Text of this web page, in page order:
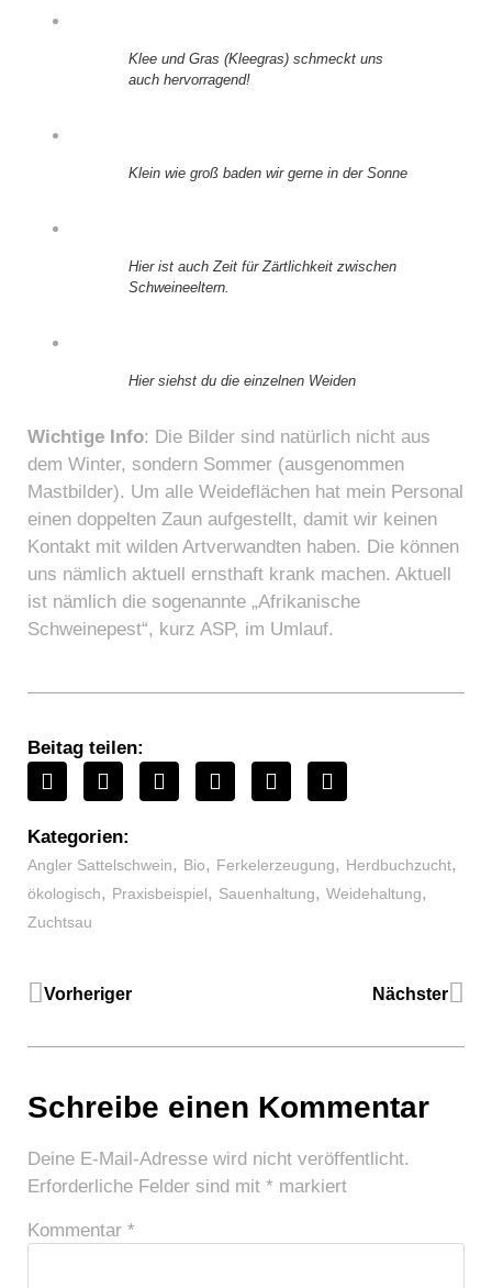
Klee und Gras (Kleegras) schmeckt uns
auch hervorragend!
Klein wie groß baden wir gerne in der Sonne
Hier ist auch Zeit für Zärtlichkeit zwischen
Schweineeltern.
Hier siehst du die einzelnen Weiden
Wichtige Info: Die Bilder sind natürlich nicht aus
dem Winter, sondern Sommer (ausgenommen
Mastbilder). Um alle Weideflächen hat mein Personal
einen doppelten Zaun aufgestellt, damit wir keinen
Kontakt mit wilden Artverwandten haben. Die können
uns nämlich aktuell ernsthaft krank machen. Aktuell
ist nämlich die sogenannte „Afrikanische
Schweinepest“, kurz ASP, im Umlauf.
Beitag teilen:
Kategorien:
Angler Sattelschwein, Bio, Ferkelerzeugung, Herdbuchzucht,
ökologisch, Praxisbeispiel, Sauenhaltung, Weidehaltung,
Zuchtsau
Vorheriger Nächster
Schreibe einen Kommentar
Deine E-Mail-Adresse wird nicht veröffentlicht.
Erforderliche Felder sind mit * markiert
Kommentar *